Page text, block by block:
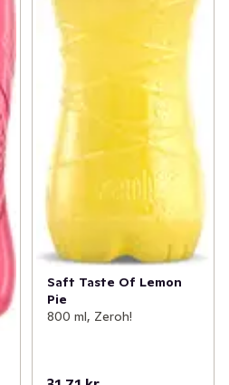
Saft Taste Of Lemon
Pie
800 ml, Zeroh!